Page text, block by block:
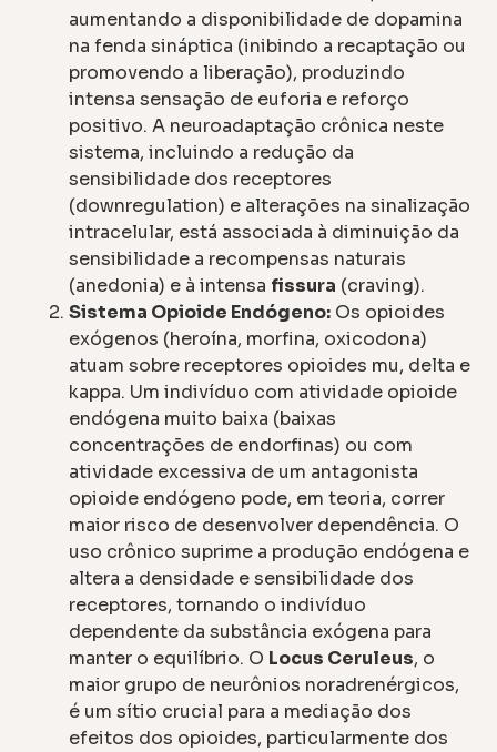
aumentando a disponibilidade de dopamina
na fenda sináptica (inibindo a recaptação ou
promovendo a liberação), produzindo
intensa sensação de euforia e reforço
positivo. A neuroadaptação crônica neste
sistema, incluindo a redução da
sensibilidade dos receptores
(downregulation) e alterações na sinalização
intracelular, está associada à diminuição da
sensibilidade a recompensas naturais
(anedonia) e à intensa fissura (craving).
Sistema Opioide Endógeno: Os opioides
exógenos (heroína, morfina, oxicodona)
atuam sobre receptores opioides mu, delta e
kappa. Um indivíduo com atividade opioide
endógena muito baixa (baixas
concentrações de endorfinas) ou com
atividade excessiva de um antagonista
opioide endógeno pode, em teoria, correr
maior risco de desenvolver dependência. O
uso crônico suprime a produção endógena e
altera a densidade e sensibilidade dos
receptores, tornando o indivíduo
dependente da substância exógena para
manter o equilíbrio. O Locus Ceruleus, o
maior grupo de neurônios noradrenérgicos,
é um sítio crucial para a mediação dos
efeitos dos opioides, particularmente dos